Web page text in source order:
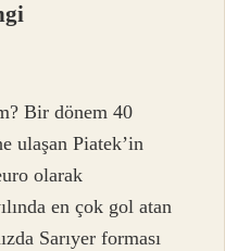
Bir dönem 40
ulaşan Piatek’in
olarak
en çok gol atan
Sarıyer forması